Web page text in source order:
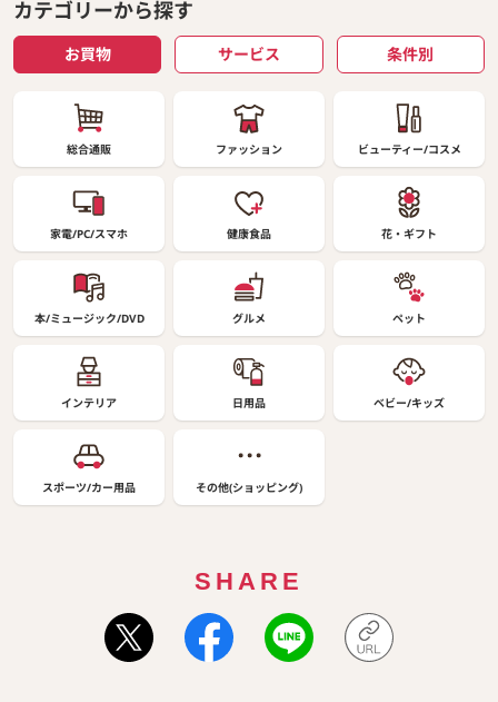
カテゴリーから探す
お買物 サービス 条件別
総合通販 ファッション ビューティー/コスメ
家電/PC/スマホ 健康食品 花・ギフト
本/ミュージック/DVD グルメ ペット
インテリア 日用品 ベビー/キッズ
スポーツ/カー用品 その他(ショッピング)
SHARE